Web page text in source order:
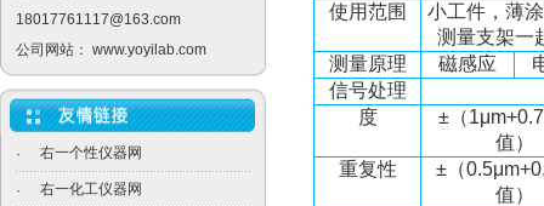
18017761117@163.com
公司网站： www.yoyilab.com
· 右一个性仪器网
· 右一化工仪器网
使用范围
小工件，薄
测量支架一
测量原理
磁感应
信号处理
度
±（
值）
重复性
±（
值）